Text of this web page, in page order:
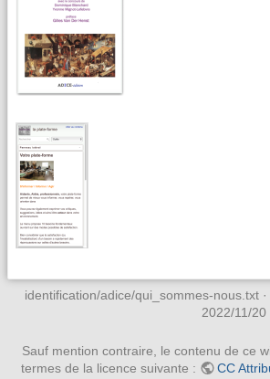
identification/adice/qui_sommes-nous.txt
2022/11/20
Sauf mention contraire, le contenu de ce
termes de la licence suivante :
CC